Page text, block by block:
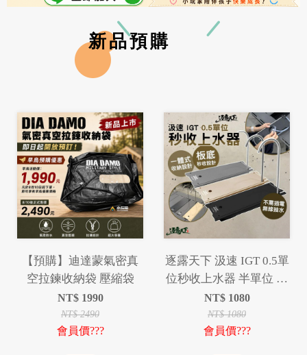
新品預購
【預購】迪達蒙氣密真
空拉鍊收納袋 壓縮袋
NT$ 1990
NT$2490
會員價???
逐露天下 汲速 IGT 0.5單
位秒收上水器 半單位 抽
水器
NT$ 1080
NT$1080
會員價???